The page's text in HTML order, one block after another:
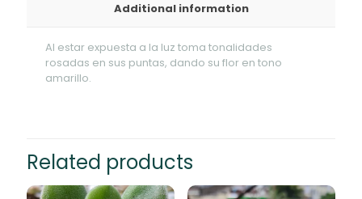
Additional information
Al estar expuesta a la luz toma tonalidades
rosadas en sus puntas, dando su flor en tono
amarillo.
Related products